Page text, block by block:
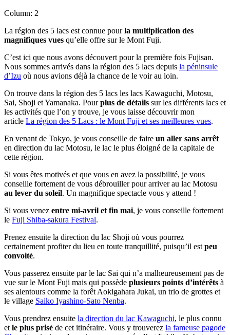
Column: 2
La région des 5 lacs est connue pourla multiplication des
magnifiques vues qu’elle offre sur le Mont Fuji.
C’est ici que nous avons découvert pour la première fois Fujisan.
Nous sommes arrivés dans la région des 5 lacs depuis la péninsule
d’Izu où nous avions déjà la chance de le voir au loin.
On trouve dans la région des 5 lacs les lacs Kawaguchi, Motosu,
Sai, Shoji et Yamanaka. Pourplus de détails sur les différents lacs et
les activités que l’on y trouve, je vous laisse découvrir mon
article La région des 5 Lacs : le Mont Fuji et ses meilleures vues.
En venant de Tokyo, je vous conseille de faire un aller sans arrêt
en direction du lac Motosu, le lac le plus éloigné de la capitale de
cette région.
Si vous êtes motivés et que vous en avez la possibilité, je vous
conseille fortement de vous débrouiller pour arriver au lac Motosu
au lever du soleil. Un magnifique spectacle vous y attend !
Si vous venez entre mi-avril et fin mai, je vous conseille fortement
le Fuji Shiba-sakura Festival.
Prenez ensuite la direction du lac Shoji où vous pourrez
certainement profiter du lieu en toute tranquillité, puisqu’il est peu
convoité.
Vous passerez ensuite par le lac Sai qui n’a malheureusement pas de
vue sur le Mont Fuji mais qui possède plusieurs points d’intérêts à
ses alentours comme la forêt Aokigahara Jukai, un trio de grottes et
le village Saiko Iyashino-Sato Nenba.
Vous prendrez ensuite la direction du lac Kawaguchi, le plus connu
et le plus prisé de cet itinéraire. Vous y trouverez la fameuse pagode